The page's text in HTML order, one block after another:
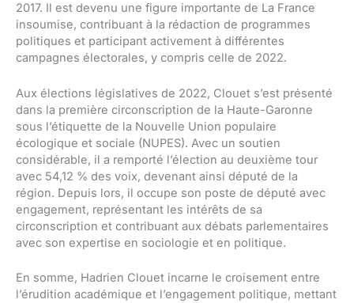
2017. Il est devenu une figure importante de La France
insoumise, contribuant à la rédaction de programmes
politiques et participant activement à différentes
campagnes électorales, y compris celle de 2022.
Aux élections législatives de 2022, Clouet s’est présenté
dans la première circonscription de la Haute-Garonne
sous l’étiquette de la Nouvelle Union populaire
écologique et sociale (NUPES). Avec un soutien
considérable, il a remporté l’élection au deuxième tour
avec 54,12 % des voix, devenant ainsi député de la
région. Depuis lors, il occupe son poste de député avec
engagement, représentant les intérêts de sa
circonscription et contribuant aux débats parlementaires
avec son expertise en sociologie et en politique.
En somme, Hadrien Clouet incarne le croisement entre
l’érudition académique et l’engagement politique, mettant